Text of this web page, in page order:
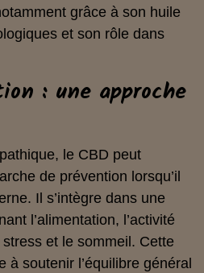
grâce à son huile
et son rôle dans
: une approche
le CBD peut
de prévention lorsqu’il
Il s’intègre dans une
l’alimentation, l’activité
et le sommeil. Cette
à soutenir l’équilibre général